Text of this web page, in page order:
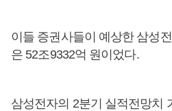
이들 증권사들이 예상한 삼성
은 52조9332억 원이었다.
삼성전자의 2분기 실적전망치